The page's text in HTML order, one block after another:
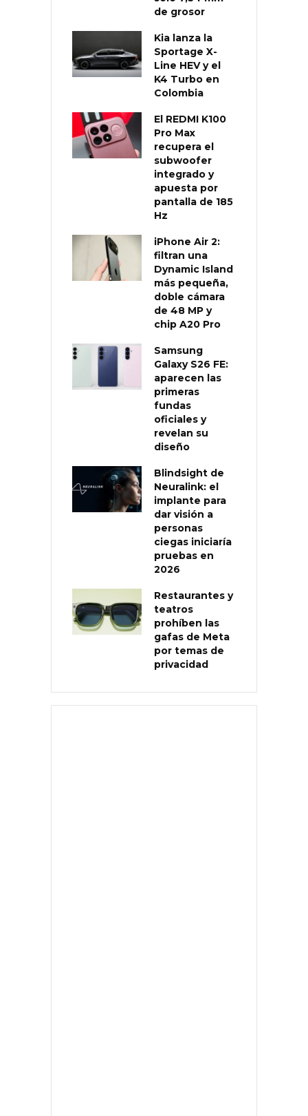
de grosor
Kia lanza la
Sportage X-
Line HEV y el
K4 Turbo en
Colombia
El REDMI K100
Pro Max
recupera el
subwoofer
integrado y
apuesta por
pantalla de 185
Hz
iPhone Air 2:
filtran una
Dynamic Island
más pequeña,
doble cámara
de 48 MP y
chip A20 Pro
Samsung
Galaxy S26 FE:
aparecen las
primeras
fundas
oficiales y
revelan su
diseño
Blindsight de
Neuralink: el
implante para
dar visión a
personas
ciegas iniciaría
pruebas en
2026
Restaurantes y
teatros
prohíben las
gafas de Meta
por temas de
privacidad